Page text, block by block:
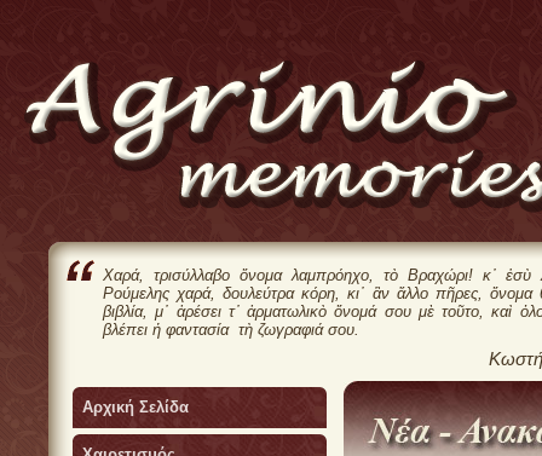
Χαρά, τρισύλλαβο ὄνομα λαμπρόηχο, τὸ Βραχώρι! κ᾿ ἐσὺ
Ρούμελης χαρά, δουλεύτρα κόρη, κι᾿ ἂν ἄλλο πῆρες, ὄνομα
βιβλία, μ᾿ ἀρέσει τ᾿ ἀρματωλικὸ ὄνομά σου μὲ τοῦτο, καὶ
βλέπει ἡ φαντασία τὴ ζωγραφιά σου.
Αρχική Σελίδα